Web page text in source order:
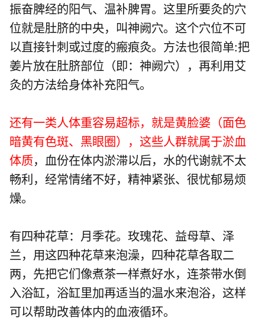
振奋脾经的阳气、温补脾胃。这里所要灸的穴
位就是肚脐的中央，叫神阙穴。这个穴位不可
以直接针刺或过度的瘢痕灸。方法也很简单:把
姜片放在肚脐部位（即：神阙穴），再利用艾
灸的方法给身体补充阳气。
还有一类人体重容易超标，就是黄脸婆（面色
暗黄有色斑、黑眼圈），这些人群就属于淤血
体质，血份在体内淤滞以后，水的代谢就不太
畅利，经常情绪不好，精神紧张、很忧郁易烦
燥。
有四种花草：月季花。玫瑰花、益母草、泽
兰，用这四种花草来泡澡，四种花草各取二
两，先把它们像煮茶一样煮好水，连茶带水倒
入浴缸，浴缸里加再适当的温水来泡浴，这样
可以帮助改善体内的血液循环。